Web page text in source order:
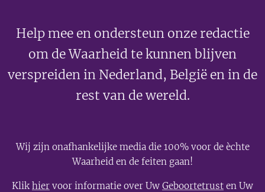
Help mee en ondersteun onze redactie
om de Waarheid te kunnen blijven
verspreiden in Nederland, België en in de
rest van de wereld.
Wij zijn onafhankelijke media die 100% voor de èchte
Waarheid en de feiten gaan!
Klikhier voor informatie over Uw Geboortetrust en Uw